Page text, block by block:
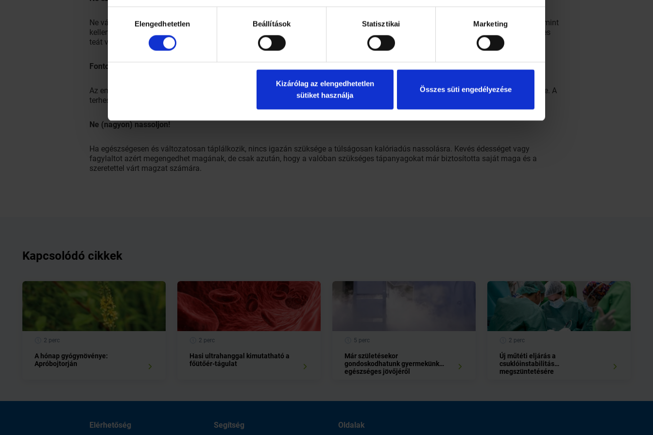
kiválasztásaElengedhetetlen Beállítások Statisztikai Marketing
Kizárólag az elengedhetetlen
sütiket használja
Összes süti engedélyezése
Ne várja meg, amíg szomjas lesz! Ha szomjúságérzete van, akkor az annyit jelent, hogy már kevesebb folyadék van a szervezetében, mint
kellene. A terhesség alatt 8-10 pohár folyadék az ajánlott naponta. De minél többet iszik, annál jobb. Ihat gyümölcslevet, koffeinmentes
teát vagy szódát, de a legjobb, ha sima, tiszta vizet fogyaszt.
Fontos a rostanyag!
Az emberek többsége nem fogyaszt elegendő rostanyagot. Kutatók javaslata szerint naponta 20-35 grammra lenne szükségünk belőle. A
terhesség alatti székrekedés és aranyér kivédésében fontos szerepük van.
Ne (nagyon) nassoljon!
Ha egészségesen és változatosan táplálkozik, nincs igazán szüksége a túlságosan kalóriadús nassolásra. Kevés édességet vagy
fagylaltot azért megengedhet magának, de csak azután, hogy a valóban szükséges tápanyagokat már biztosította saját maga és a
szeretettel várt magzat számára.
Kapcsolódó cikkek
2 perc
A hónap gyógynövénye:
Apróbojtorján
2 perc
Hasi ultrahanggal kimutatható a
főütőér-tágulat
5 perc
Már születésekor
gondoskodhatunk gyermekünk
egészséges jövőjéről
2 perc
Új műtéti eljárás a
csuklóinstabilitás
megszüntetésére
Elérhetőség Segítség Oldalak